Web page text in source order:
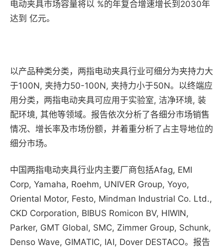
电动夹具市场容量将以 %的年复合增速增长到2030年
达到 亿元。
以产品种类分类，两指电动夹具行业可细分为夹持力大
于100N, 夹持力50-100N, 夹持力小于50N。以终端应
用分类，两指电动夹具可应用于实验室, 洁净环境, 装
配环境, 其他等领域。报告依次分析了各细分市场销售
情况、增长率及市场份额，并着重分析了占主导地位的
细分市场。
中国两指电动夹具行业内主要厂商包括Afag, EMI
Corp, Yamaha, Roehm, UNIVER Group, Yoyo,
Oriental Motor, Festo, Mindman Industrial Co. Ltd.,
CKD Corporation, BIBUS Romicon BV, HIWIN,
Parker, GMT Global, SMC, Zimmer Group, Schunk,
Denso Wave, GIMATIC, IAI, Dover DESTACO。报告